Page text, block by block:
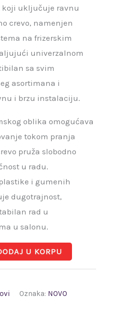
koji uključuje ravnu
crevo, namenjen
na frizerskim
univerzalnom
sa svim
asortimana i
i brzu instalaciju.
oblika omogućava
tokom pranja
pruža slobodno
u radu.
i gumenih
dugotrajnost,
rad u
u salonu.
U KORPU
Oznaka: NOVO